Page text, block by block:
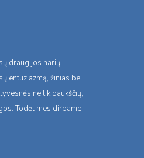
draugijos narių
entuziazmą, žinias bei
ne tik paukščių,
Todėl mes dirbame